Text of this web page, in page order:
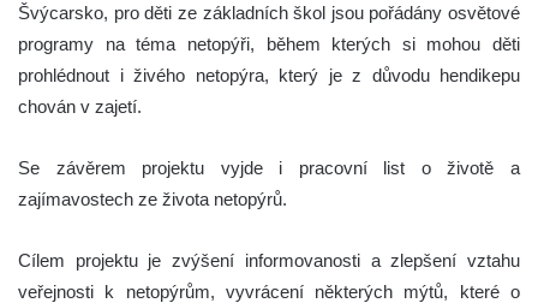
Švýcarsko, pro děti ze základních škol jsou pořádány osvětové
programy na téma netopýři, během kterých si mohou děti
prohlédnout i živého netopýra, který je z důvodu hendikepu
chován v zajetí.
Se závěrem projektu vyjde i pracovní list o životě a
zajímavostech ze života netopýrů.
Cílem projektu je zvýšení informovanosti a zlepšení vztahu
veřejnosti k netopýrům, vyvrácení některých mýtů, které o